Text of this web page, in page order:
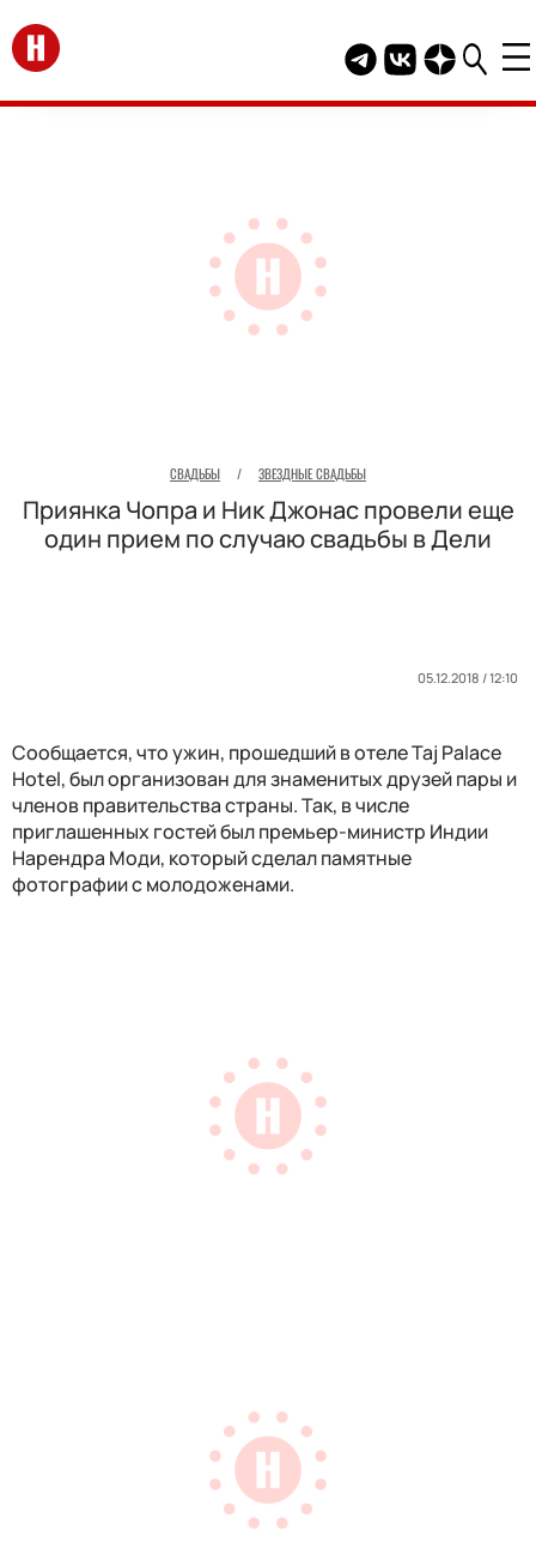
Перейти на главную
Telegram канал
Группа HELLO
Канал
СВАДЬБЫ / ЗВЕЗДНЫЕ СВАДЬБЫ
Приянка Чопра и Ник Джонас провели еще
один прием по случаю свадьбы в Дели
05.12.2018 / 12:10
Сообщается, что ужин, прошедший в отеле Taj Palace
Hotel, был организован для знаменитых друзей пары и
членов правительства страны. Так, в числе
приглашенных гостей был премьер-министр Индии
Нарендра Моди, который сделал памятные
фотографии с молодоженами.